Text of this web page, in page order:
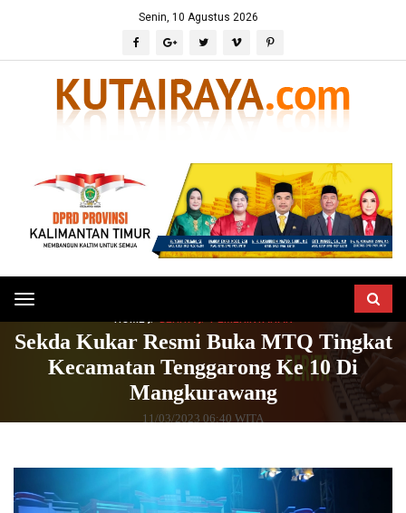
Senin, 10 Agustus 2026
Toggle
navigation
Sekda Kukar Resmi Buka MTQ Tingkat
Kecamatan Tenggarong Ke 10 Di
Mangkurawang
11/03/2023 06:40 WITA